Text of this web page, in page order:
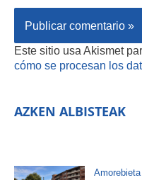
Este sitio usa Akismet
cómo se procesan los
AZKEN ALBISTEAK